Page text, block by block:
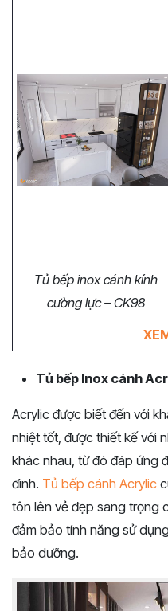
Tủ bếp inox cánh kính
cường lực – CK98
Tủ bếp Inox cánh
Acrylic được biết đến với
nhiệt tốt, được thiết kế với
khác nhau, từ đó đáp ứng
đình. Tủ bếp cánh Acrylic
tôn lên vẻ đẹp sang trọng
đảm bảo tính năng sử
bảo dưỡng.